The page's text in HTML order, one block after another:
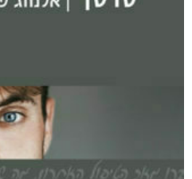
מוצרים קשורים